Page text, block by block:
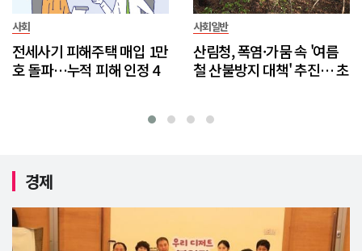
사회
전세사기 피해주택 매입 1만
호 돌파…누적 피해 인정 4
사회일반
산림청, 폭염·가뭄 속 '여름
철 산불방지 대책' 추진… 초
경제